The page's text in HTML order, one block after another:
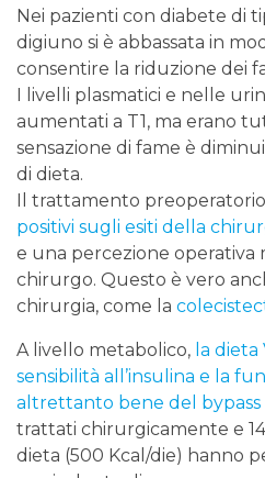
Nei pazienti con diabete di
digiuno si è abbassata in
consentire la riduzione dei
I livelli plasmatici e nelle
aumentati a T1, ma erano
sensazione di fame è
di dieta.
Il trattamento
positivi sugli esiti della
e una percezione operativa
chirurgo. Questo è vero
chirurgia, come la
A livello metabolico, la dieta
sensibilità all’insulina e la
altrettanto bene del bypass
trattati chirurgicamente e
dieta (500 Kcal/die) hanno